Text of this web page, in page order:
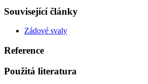
Související články
Zádové svaly
Reference
Použitá literatura